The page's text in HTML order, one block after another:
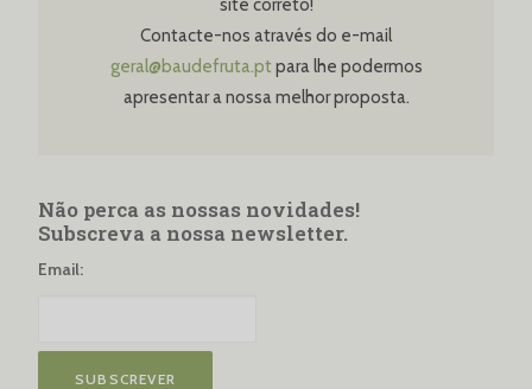
site correto!
Contacte-nos através do e-mail
geral@baudefruta.pt para lhe podermos
apresentar a nossa melhor proposta.
Não perca as nossas novidades!
Subscreva a nossa newsletter.
Email:
SUBSCREVER